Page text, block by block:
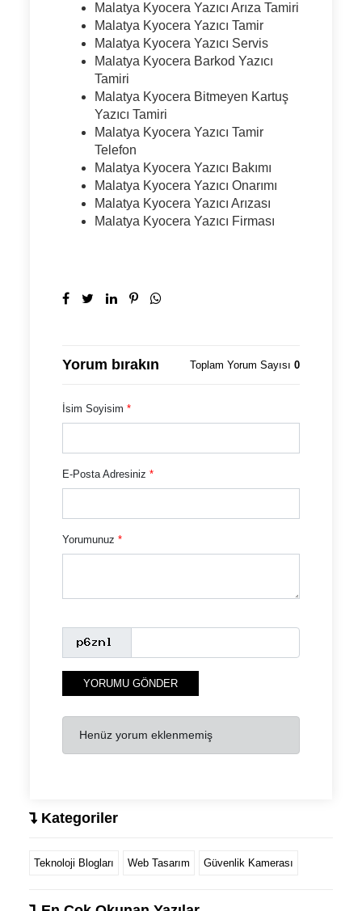
Malatya Kyocera Yazıcı Arıza Tamiri
Malatya Kyocera Yazıcı Tamir
Malatya Kyocera Yazıcı Servis
Malatya Kyocera Barkod Yazıcı
Tamiri
Malatya Kyocera Bitmeyen Kartuş
Yazıcı Tamiri
Malatya Kyocera Yazıcı Tamir
Telefon
Malatya Kyocera Yazıcı Bakımı
Malatya Kyocera Yazıcı Onarımı
Malatya Kyocera Yazıcı Arızası
Malatya Kyocera Yazıcı Firması
Yorum bırakın Toplam Yorum Sayısı0
İsim Soyisim *
E-Posta Adresiniz *
Yorumunuz *
YORUMU GÖNDER
Henüz yorum eklenmemiş
Kategoriler
Teknoloji Blogları Web Tasarım Güvenlik Kamerası